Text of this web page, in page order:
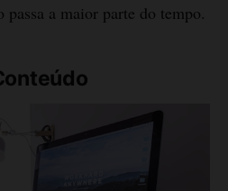
passa a maior parte do tempo.